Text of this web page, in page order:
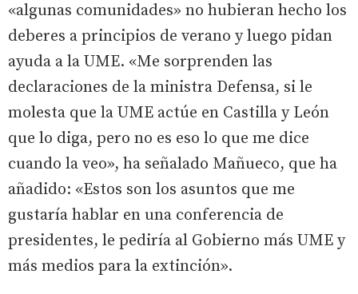
«algunas comunidades» no hubieran hecho los
deberes a principios de verano y luego pidan
ayuda a la UME. «Me sorprenden las
declaraciones de la ministra Defensa, si le
molesta que la UME actúe en Castilla y León
que lo diga, pero no es eso lo que me dice
cuando la veo», ha señalado Mañueco, que ha
añadido: «Estos son los asuntos que me
gustaría hablar en una conferencia de
presidentes, le pediría al Gobierno más UME y
más medios para la extinción».